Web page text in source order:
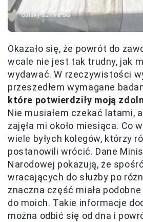
Okazało się, że powrót do
wcale nie jest tak trudny, jak
wydawać. W rzeczywistości
przeszedłem wymagane
które potwierdziły moją
Nie musiałem czekać latami,
zajęła mi około miesiąca. Co
wiele byłych kolegów, którzy
postanowili wrócić. Dane
Narodowej pokazują, że
wracających do służby po
znaczna część miała
do moich. Takie informacje
można odbić się od dna i